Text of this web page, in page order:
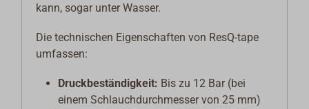
kann, sogar unter Wasser.
Die technischen Eigenschaften von ResQ-tape
umfassen:
Druckbeständigkeit: Bis zu 12 Bar (bei
einem Schlauchdurchmesser von 25 mm)